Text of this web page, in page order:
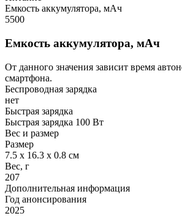
Емкость аккумулятора, мАч
5500
Емкость аккумулятора, мАч
От данного значения зависит время
смартфона.
Беспроводная зарядка
нет
Быстрая зарядка
Быстрая зарядка 100 Вт
Вес и размер
Размер
7.5 х 16.3 х 0.8 см
Вес, г
207
Дополнительная информация
Год анонсирования
2025